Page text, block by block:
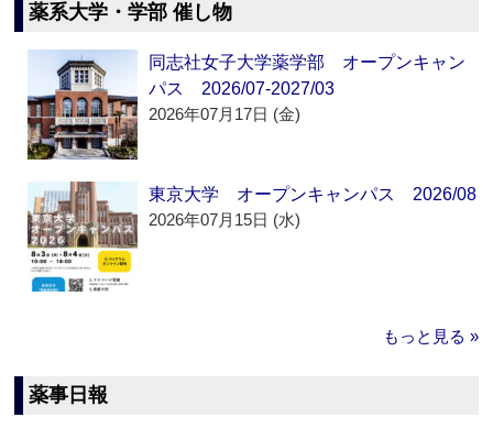
薬系大学・学部 催し物
同志社女子大学薬学部 オープンキャン
パス 2026/07-2027/03
2026年07月17日 (金)
東京大学 オープンキャンパス 2026/08
2026年07月15日 (水)
もっと見る »
薬事日報